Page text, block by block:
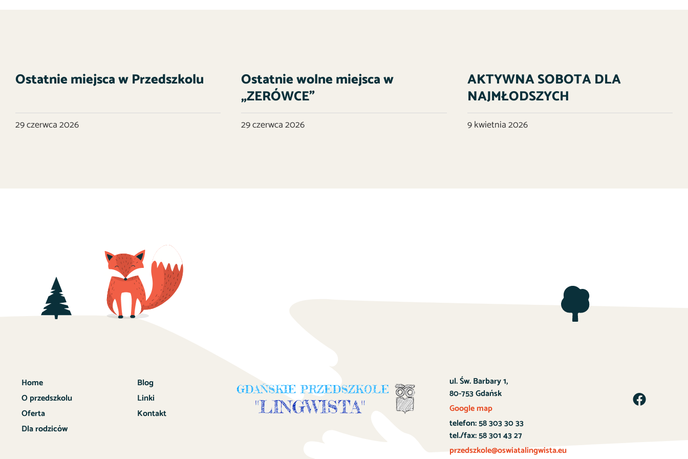
Ostatnie miejsca w Przedszkolu
29 czerwca 2026
Ostatnie wolne miejsca w
„ZERÓWCE”
29 czerwca 2026
AKTYWNA SOBOTA DLA
NAJMŁODSZYCH
9 kwietnia 2026
Home
O przedszkolu
Oferta
Dla rodziców
Blog
Linki
Kontakt
ul. Św. Barbary 1,
80-753 Gdańsk
Google map
telefon: 58 303 30 33
tel./fax: 58 301 43 27
przedszkole@oswiatalingwista.eu